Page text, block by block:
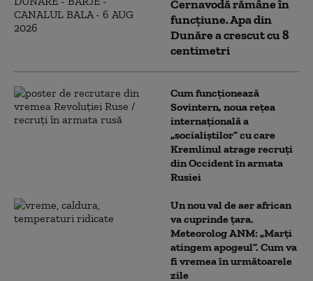
Cernavodă rămâne în
funcțiune. Apa din
Dunăre a crescut cu 8
centimetri
Cum funcționează
Sovintern, noua rețea
internațională a
„socialiștilor” cu care
Kremlinul atrage recruți
din Occident în armata
Rusiei
Un nou val de aer african
va cuprinde țara.
Meteorolog ANM: „Marți
atingem apogeul”. Cum va
fi vremea în următoarele
zile